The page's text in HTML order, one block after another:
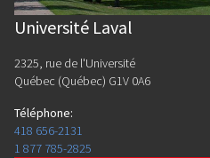
Université Laval
2325, rue de l'Université
Québec (Québec) G1V 0A6
Téléphone:
418 656-2131
1 877 785-2825